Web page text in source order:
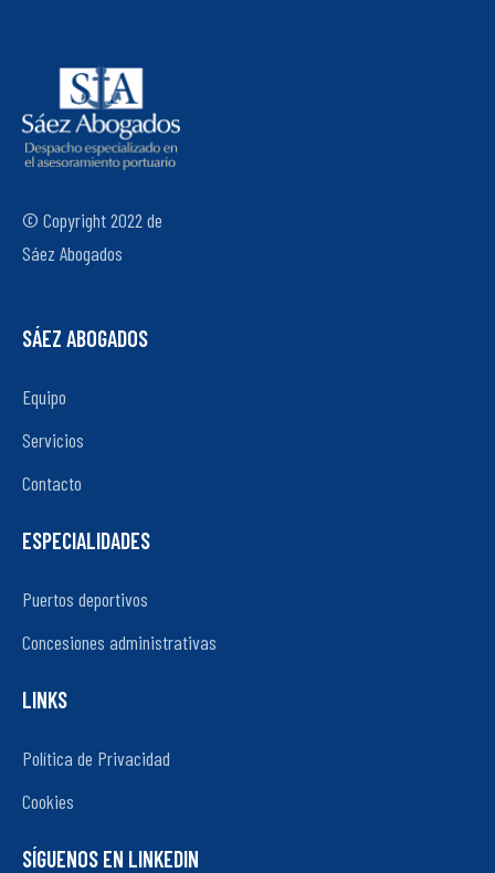
© Copyright 2022 de
Sáez Abogados
SÁEZ ABOGADOS
Equipo
Servicios
Contacto
ESPECIALIDADES
Puertos deportivos
Concesiones administrativas
LINKS
Política de Privacidad
Cookies
SÍGUENOS EN LINKEDIN